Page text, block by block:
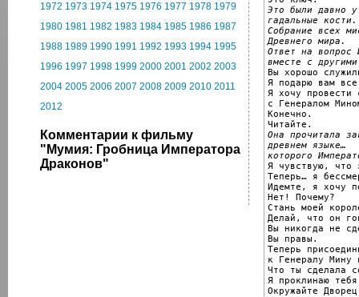
1972 1973 1974 1975 1976 1977 1978 1979
1980 1981 1982 1983 1984 1985 1986 1987
1988 1989 1990 1991 1992 1993 1994 1995
1996 1997 1998 1999 2000 2001 2002 2003
2004 2005 2006 2007 2008 2009 2010 2011
2012
Комментарии к фильму
"Мумия: Гробница Императора
Драконов"
Это были давно
гадальные кости.
Собрание всех
Древнего мира.
Ответ на вопрос
вместе с
Вы хорошо
Я подарю вам
Я хочу провести
с Генералом
Конечно.
Она прочитала
древнем языке…
которого
Я чувствую, что
Теперь… я
Идемте, я хочу
Нет! Почему?
Стань моей
Делай, что он
Вы никогда не
Вы правы.
Теперь
к Генералу Мину
Что ты сделала
Я проклинаю
Окружайте